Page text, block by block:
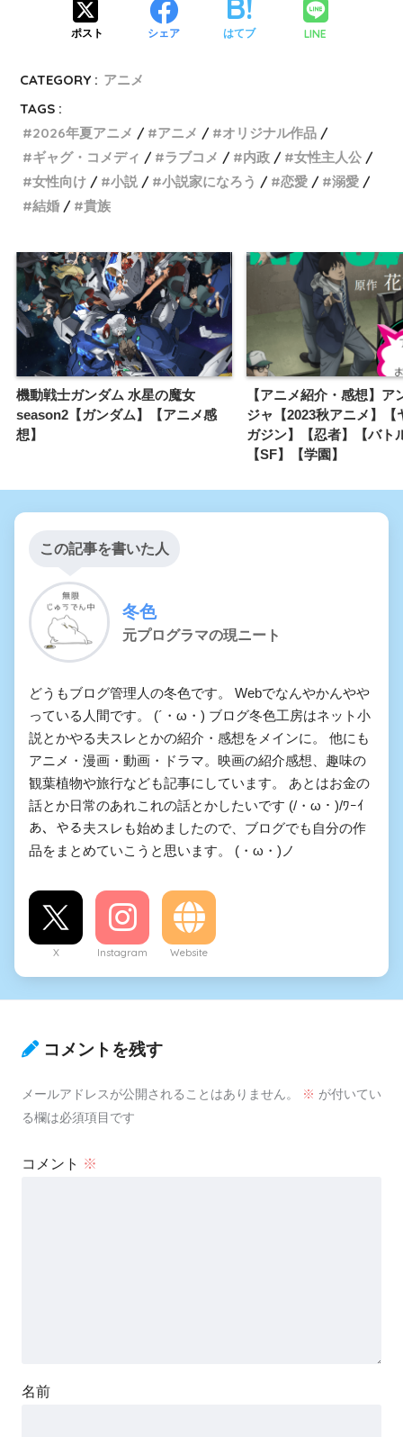
ポスト シェア はてブ LINE
CATEGORY : アニメ
TAGS :
2026年夏アニメ
アニメ
オリジナル作品
ギャグ・コメディ
ラブコメ 内政
女性主人公
女性向け
小説 小説家になろう 恋愛
溺愛
結婚
貴族
機動戦士ガンダム 水星の魔女
season2【ガンダム】【アニメ感
想】
【アニメ紹介・感想】ア
ジャ【2023秋アニメ】【
ガジン】【忍者】【バト
【SF】【学園】
この記事を書いた人
冬色
元プログラマの現ニート
どうもブログ管理人の冬色です。 Webでなんやかんやや
っている人間です。 (´・ω・) ブログ冬色工房はネット小
説とかやる夫スレとかの紹介・感想をメインに。 他にも
アニメ・漫画・動画・ドラマ。映画の紹介感想、趣味の
観葉植物や旅行なども記事にしています。 あとはお金の
話とか日常のあれこれの話とかしたいです (/・ω・)/ﾜｰｲ
あ、やる夫スレも始めましたので、ブログでも自分の作
品をまとめていこうと思います。 (・ω・)ノ
X Instagram Website
コメントを残す
メールアドレスが公開されることはありません。 ※ が付いてい
る欄は必須項目です
コメント ※
名前